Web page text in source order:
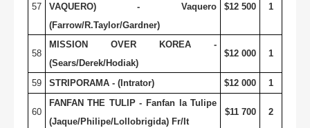
57
VAQUERO) - Vaquero
(Farrow/R.Taylor/Gardner)
$12 500 1
58
MISSION OVER KOREA -
(Sears/Derek/Hodiak)
$12 000 1
59 STRIPORAMA - (Intrator) $12 000 1
60
FANFAN THE TULIP - Fanfan la Tulipe
(Jaque/Philipe/Lollobrigida) Fr/It
$11 700 2